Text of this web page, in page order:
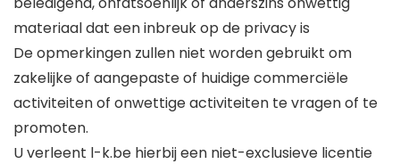
materiaal dat een inbreuk op de privacy is
De opmerkingen zullen niet worden gebruikt om
zakelijke of aangepaste of huidige commerciële
activiteiten of onwettige activiteiten te vragen of te
promoten.
U verleent l-k.be hierbij een niet-exclusieve licentie